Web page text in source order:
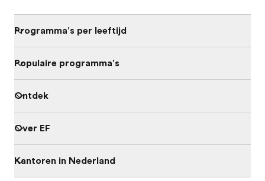
Programma's per leeftijd
Populaire programma's
Ontdek
Over EF
Kantoren in Nederland